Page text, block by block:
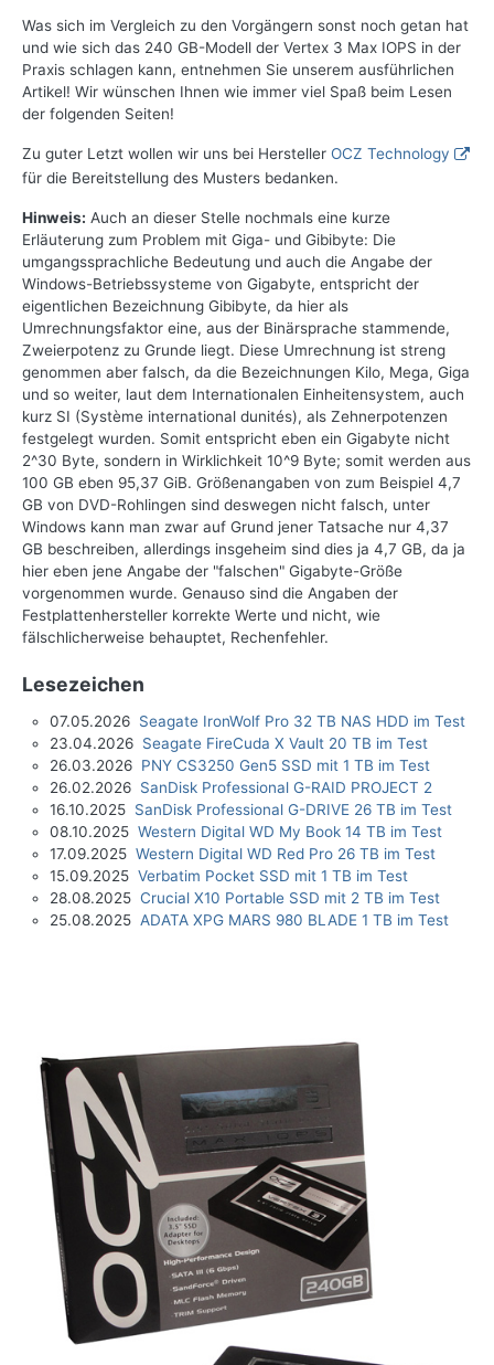
Was sich im Vergleich zu den Vorgängern sonst noch getan hat
und wie sich das 240 GB-Modell der Vertex 3 Max IOPS in der
Praxis schlagen kann, entnehmen Sie unserem ausführlichen
Artikel! Wir wünschen Ihnen wie immer viel Spaß beim Lesen
der folgenden Seiten!
Zu guter Letzt wollen wir uns bei Hersteller OCZ Technology
für die Bereitstellung des Musters bedanken.
Hinweis: Auch an dieser Stelle nochmals eine kurze
Erläuterung zum Problem mit Giga- und Gibibyte: Die
umgangssprachliche Bedeutung und auch die Angabe der
Windows-Betriebssysteme von Gigabyte, entspricht der
eigentlichen Bezeichnung Gibibyte, da hier als
Umrechnungsfaktor eine, aus der Binärsprache stammende,
Zweierpotenz zu Grunde liegt. Diese Umrechnung ist streng
genommen aber falsch, da die Bezeichnungen Kilo, Mega, Giga
und so weiter, laut dem Internationalen Einheitensystem, auch
kurz SI (Système international dunités), als Zehnerpotenzen
festgelegt wurden. Somit entspricht eben ein Gigabyte nicht
2^30 Byte, sondern in Wirklichkeit 10^9 Byte; somit werden aus
100 GB eben 95,37 GiB. Größenangaben von zum Beispiel 4,7
GB von DVD-Rohlingen sind deswegen nicht falsch, unter
Windows kann man zwar auf Grund jener Tatsache nur 4,37
GB beschreiben, allerdings insgeheim sind dies ja 4,7 GB, da ja
hier eben jene Angabe der "falschen" Gigabyte-Größe
vorgenommen wurde. Genauso sind die Angaben der
Festplattenhersteller korrekte Werte und nicht, wie
fälschlicherweise behauptet, Rechenfehler.
Lesezeichen
07.05.2026 Seagate IronWolf Pro 32 TB NAS HDD im Test
23.04.2026 Seagate FireCuda X Vault 20 TB im Test
26.03.2026 PNY CS3250 Gen5 SSD mit 1 TB im Test
26.02.2026 SanDisk Professional G-RAID PROJECT 2
16.10.2025 SanDisk Professional G-DRIVE 26 TB im Test
08.10.2025 Western Digital WD My Book 14 TB im Test
17.09.2025 Western Digital WD Red Pro 26 TB im Test
15.09.2025 Verbatim Pocket SSD mit 1 TB im Test
28.08.2025 Crucial X10 Portable SSD mit 2 TB im Test
25.08.2025 ADATA XPG MARS 980 BLADE 1 TB im Test